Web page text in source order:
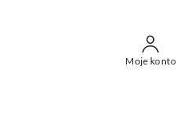
Moje konto